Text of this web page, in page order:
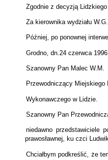
Zgodnie z decyzją Lidzkiego
Za kierownika wydziału
Później, po ponownej
Grodno, dn.24 czerwca 1996
Szanowny Pan Malec W.M.
Przewodniczący Miejskiego
Wykonawczego w Lidzie.
Szanowny Pan
niedawno przedstawiciele
prawosławnej, ku czci
Chciałbym podkreślić, że